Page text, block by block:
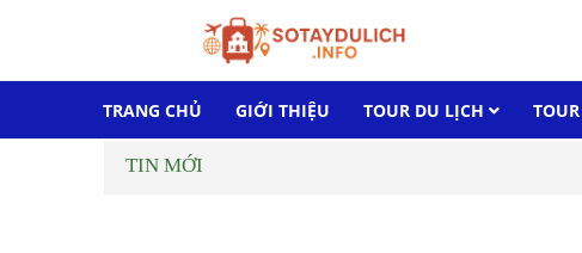
TRANG CHỦ GIỚI THIỆU TOUR DU LỊCH
TIN MỚI